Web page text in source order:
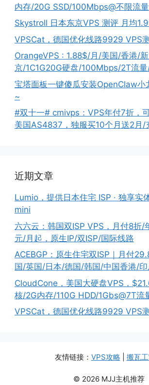
内存/20G SSD/100Mbps@不限流量
Skystroll 日本东京VPS 测评 月均
VPSCat，德国优化线路9929 VPS
OrangeVPS : 1.88$/月/美国/香港/
京/1C1G20G硬盘/100Mbps/2T流
宝塔面板一键傻瓜安装OpenClaw小
~
#双十一# cmivps：VPS年付7折，
美国AS4837，独服买10个月送2月/
近期文章
Lumio，提供日本住宅 ISP · 独享实
mini
六六云：韩国双ISP VPS，月付8折/
元/月起，原生IP/双ISP/国际线路
ACEBGP：原生住宅双ISP｜月付
国/英国/日本/德国/韩国/中国香港/
CloudCone，美国大硬盘VPS，
核/2G内存/110G HDD/1Gbs@7T流
VPSCat，德国优化线路9929 VPS
友情链接： VPS攻略 搬瓦
© 2026 MJJ主机推荐